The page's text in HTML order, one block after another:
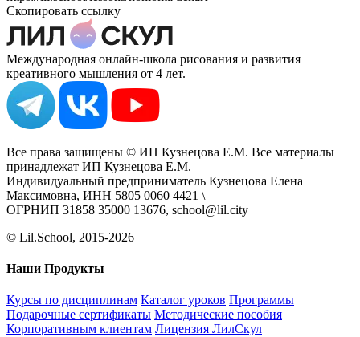
Скопировать ссылку
Международная онлайн-школа рисования и развития
креативного мышления от 4 лет.
Все права защищены © ИП Кузнецова Е.М. Все материалы
принадлежат ИП Кузнецова Е.М.
Индивидуальный предприниматель Кузнецова Елена
Максимовна, ИНН 5805 0060 4421 \
ОГРНИП 31858 35000 13676, school@lil.city
© Lil.School, 2015‐2026
Наши Продукты
Курсы по дисциплинам Каталог уроков Программы
Подарочные сертификаты Методические пособия
Корпоративным клиентам Лицензия ЛилСкул